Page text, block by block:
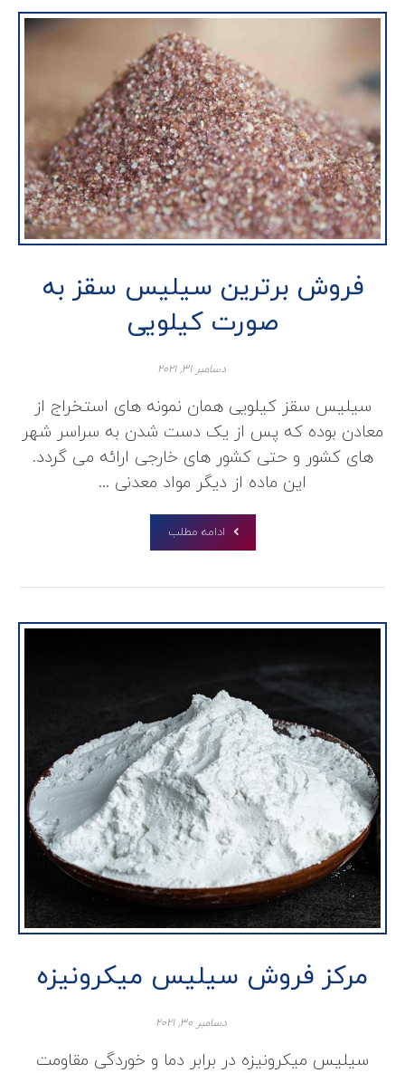
فروش برترین سیلیس سقز به
صورت کیلویی
دسامبر ۳۱, ۲۰۲۱
سیلیس سقز کیلویی همان نمونه های استخراج از
معادن بوده که پس از یک دست شدن به سراسر شهر
های کشور و حتی کشور های خارجی ارائه می گردد.
این ماده از دیگر مواد معدنی ...
ادامه مطلب
مرکز فروش سیلیس میکرونیزه
دسامبر ۳۰, ۲۰۲۱
سیلیس میکرونیزه در برابر دما و خوردگی مقاومت